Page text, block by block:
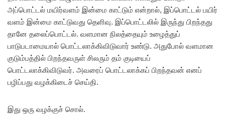
அப்பொட்டல் மயிர்வளம் இன்மை காட்டும் என்றால், இப்பொட்டல் பயிர்
வளம் இன்மை காட்டுவது தெளிவு. இப்பொட்டலில் இருந்து பிறந்தது
தானே தலைப்பொட்டல். வளமான நிலத்தையும் உழைத்துப்
பாடுபடாமையால் பொட்டலாக்கிவிடுவார் உண்டு. அதுபோல் வளமான
குடும்பத்தில் பிறந்தவருள் சிலரும் தம் குடியைப்
பொட்டலாக்கிவிடுவர். அவரைப் பொட்டலாக்கப் பிறந்தவன் எனப்
பழிப்பது வழக்கிடைச் செய்தி.
இது ஒரு வழக்குச் சொல்.